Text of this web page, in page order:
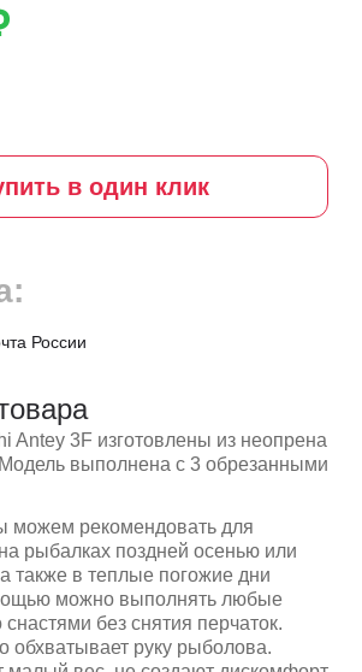
в один клик
Antey 3F изготовлены из неопрена
выполнена с 3 обрезанными
можем рекомендовать для
рыбалках поздней осенью или
также в теплые погожие дни
можно выполнять любые
без снятия перчаток.
обхватывает руку рыболова.